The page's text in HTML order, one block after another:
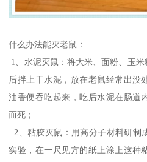
什么办法能灭老鼠：
1、水泥灭鼠：将大米、面粉、玉
后拌上干水泥，放在老鼠经常出没
油香便吞吃起来，吃后水泥在肠道
而死；
2、粘胶灭鼠：用高分子材料研制
实验，在一尺见方的纸上涂上这种